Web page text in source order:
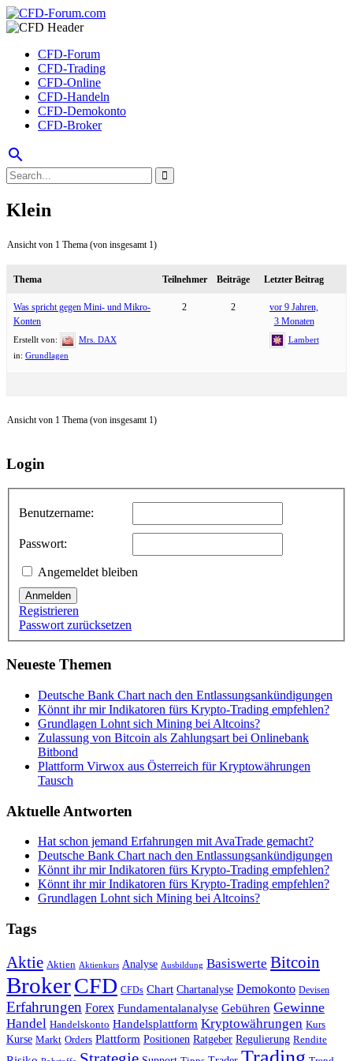
CFD-Forum
CFD-Trading
CFD-Online
CFD-Handeln
CFD-Demokonto
CFD-Broker
search
Klein
Ansicht von 1 Thema (von insgesamt 1)
Thema Teilnehmer Beiträge Letzter Beitrag
Was spricht gegen Mini- und Mikro-
Konten
Erstellt von:
Mrs. DAX
in: Grundlagen
2 2
vor 9 Jahren,
3 Monaten
Lambert
Ansicht von 1 Thema (von insgesamt 1)
Login
Benutzername:
Passwort:
Angemeldet bleiben
Anmelden
Registrieren
Passwort zurücksetzen
Neueste Themen
Deutsche Bank Chart nach den Entlassungsankündigungen
Könnt ihr mir Indikatoren fürs Krypto-Trading empfehlen?
Grundlagen Lohnt sich Mining bei Altcoins?
Zulassung von Bitcoin als Zahlungsart bei Onlinebank
Bitbond
Plattform Virwox aus Österreich für Kryptowährungen
Tausch
Aktuelle Antworten
Hat schon jemand Erfahrungen mit AvaTrade gemacht?
Deutsche Bank Chart nach den Entlassungsankündigungen
Könnt ihr mir Indikatoren fürs Krypto-Trading empfehlen?
Könnt ihr mir Indikatoren fürs Krypto-Trading empfehlen?
Grundlagen Lohnt sich Mining bei Altcoins?
Tags
Aktie Aktien Aktienkurs Analyse Ausbildung Basiswerte Bitcoin
BrokerCFD CFDs Chart Chartanalyse Demokonto Devisen
Erfahrungen Forex Fundamentalanalyse Gebühren Gewinne
Handel Handelskonto Handelsplattform Kryptowährungen Kurs
Kurse Markt Orders Plattform Positionen Ratgeber Regulierung Rendite